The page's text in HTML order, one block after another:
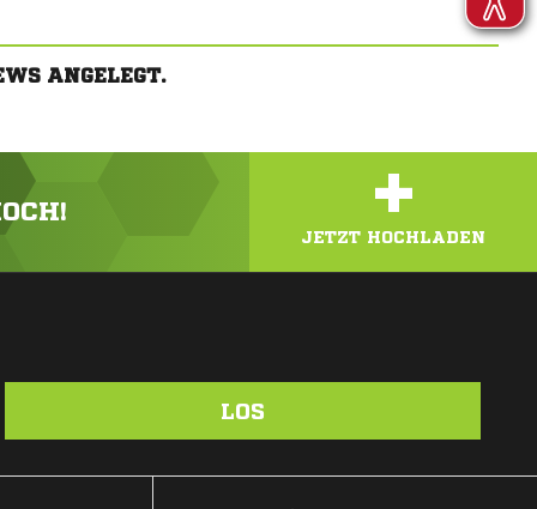
ANGELEGT.
+
JETZT HOCHLADEN
LOS